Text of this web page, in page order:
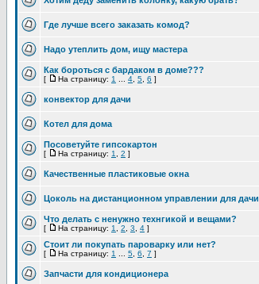
Где лучше всего заказать комод?
Надо утеплить дом, ищу мастера
Как бороться с бардаком в доме???
[ На страницу: 1 4 5 6 ]
конвектор для дачи
Котел для дома
Посоветуйте гипсокартон
[ На страницу: 1 2 ]
Качественные пластиковые окна
Цоколь на дистанционном управлении для дачи
Что делать с ненужно технгикой и вещами?
[ На страницу: 1 2 3 4 ]
Стоит ли покупать пароварку или нет?
[ На страницу: 1 5 6 7 ]
Запчасти для кондиционера